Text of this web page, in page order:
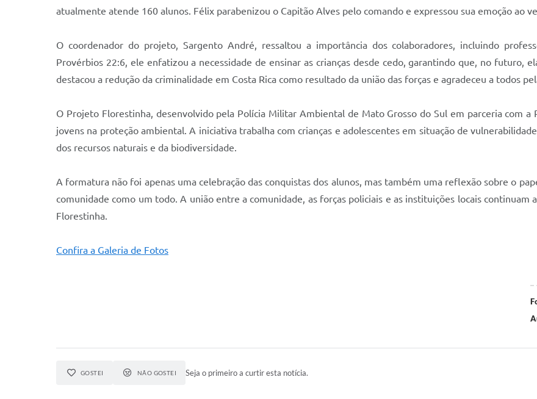
atualmente atende 160 alunos. Félix parabenizou o Capitão Alves pelo comando e expressou sua emoção ao
O coordenador do projeto, Sargento André, ressaltou a importância dos colaboradores, incluindo
Provérbios 22:6, ele enfatizou a necessidade de ensinar as crianças desde cedo, garantindo que, no futuro,
destacou a redução da criminalidade em Costa Rica como resultado da união das forças e agradeceu a todos
O Projeto Florestinha, desenvolvido pela Polícia Militar Ambiental de Mato Grosso do Sul em parceria com
jovens na proteção ambiental. A iniciativa trabalha com crianças e adolescentes em situação de
dos recursos naturais e da biodiversidade.
A formatura não foi apenas uma celebração das conquistas dos alunos, mas também uma reflexão sobre o
comunidade como um todo. A união entre a comunidade, as forças policiais e as instituições locais
Florestinha.
Confira a Galeria de Fotos
GOSTEI NÃO GOSTEI Seja o primeiro a curtir esta notícia.